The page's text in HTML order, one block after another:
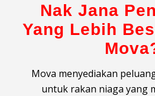
Nak Jana
Yang Lebih
Mova menyediakan
untuk rakan niaga yang